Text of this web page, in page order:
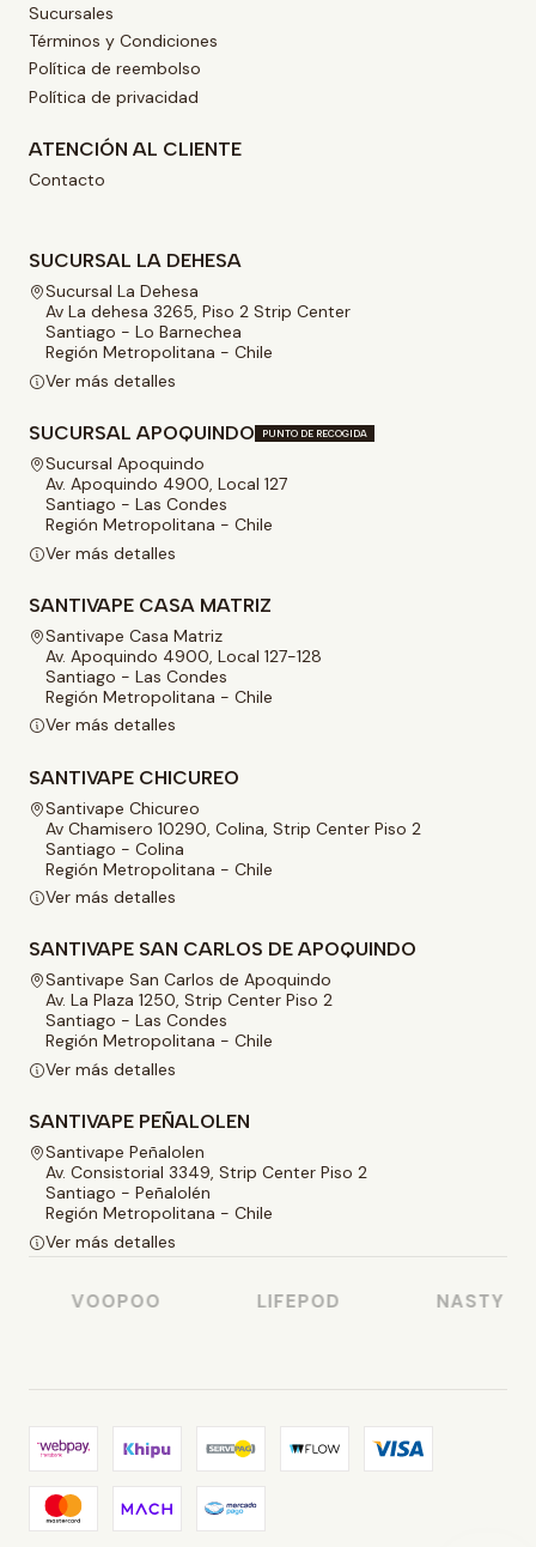
Sucursales
Términos y Condiciones
Política de reembolso
Política de privacidad
ATENCIÓN AL CLIENTE
Contacto
SUCURSAL LA DEHESA
Sucursal La Dehesa
Av La dehesa 3265, Piso 2 Strip Center
Santiago - Lo Barnechea
Región Metropolitana - Chile
Ver más detalles
SUCURSAL APOQUINDO PUNTO DE RECOGIDA
Sucursal Apoquindo
Av. Apoquindo 4900, Local 127
Santiago - Las Condes
Región Metropolitana - Chile
Ver más detalles
SANTIVAPE CASA MATRIZ
Santivape Casa Matriz
Av. Apoquindo 4900, Local 127-128
Santiago - Las Condes
Región Metropolitana - Chile
Ver más detalles
SANTIVAPE CHICUREO
Santivape Chicureo
Av Chamisero 10290, Colina, Strip Center Piso 2
Santiago - Colina
Región Metropolitana - Chile
Ver más detalles
SANTIVAPE SAN CARLOS DE APOQUINDO
Santivape San Carlos de Apoquindo
Av. La Plaza 1250, Strip Center Piso 2
Santiago - Las Condes
Región Metropolitana - Chile
Ver más detalles
SANTIVAPE PEÑALOLEN
Santivape Peñalolen
Av. Consistorial 3349, Strip Center Piso 2
Santiago - Peñalolén
Región Metropolitana - Chile
Ver más detalles
VOOPOO LIFEPOD NASTY